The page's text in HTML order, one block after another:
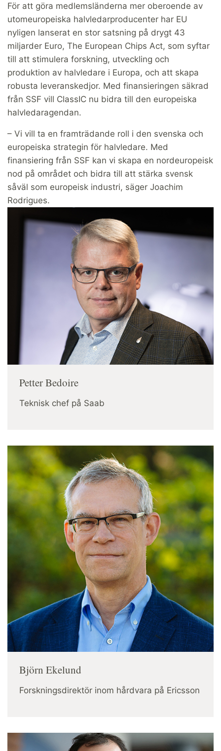
För att göra medlemsländerna mer oberoende av
utomeuropeiska halvledarproducenter har EU
nyligen lanserat en stor satsning på drygt 43
miljarder Euro, The European Chips Act, som syftar
till att stimulera forskning, utveckling och
produktion av halvledare i Europa, och att skapa
robusta leveranskedjor. Med finansieringen säkrad
från SSF vill ClassIC nu bidra till den europeiska
halvledaragendan.
– Vi vill ta en framträdande roll i den svenska och
europeiska strategin för halvledare. Med
finansiering från SSF kan vi skapa en nordeuropeisk
nod på området och bidra till att stärka svensk
såväl som europeisk industri, säger Joachim
Rodrigues.
Björn Ekelund
Forskningsdirektör inom hårdvara på Ericsson
Petter Bedoire
Teknisk chef på Saab